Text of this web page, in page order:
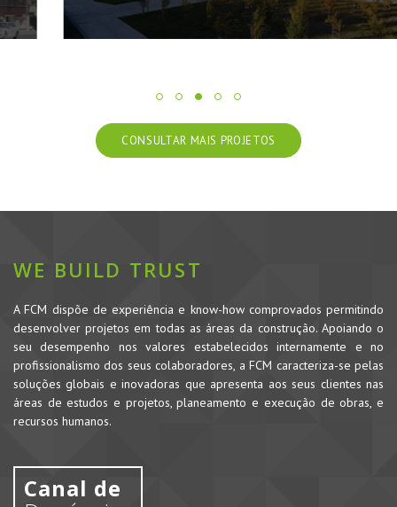
CONSULTAR MAIS PROJETOS
WE BUILD TRUST
A FCM dispõe de experiência e know-how comprovados permitindo
desenvolver projetos em todas as áreas da construção. Apoiando o
seu desempenho nos valores estabelecidos internamente e no
profissionalismo dos seus colaboradores, a FCM caracteriza-se pelas
soluções globais e inovadoras que apresenta aos seus clientes nas
áreas de estudos e projetos, planeamento e execução de obras, e
recursos humanos.
Canal de